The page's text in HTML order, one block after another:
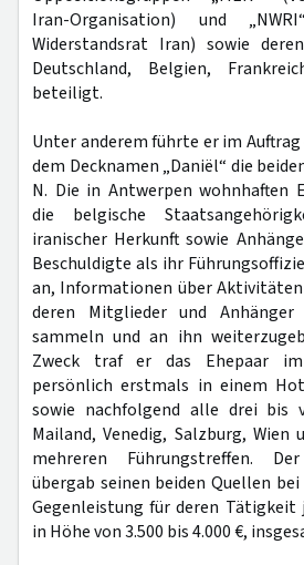
Iran-Organisation) und
Widerstandsrat Iran) sowie
Deutschland, Belgien,
beteiligt.
Unter anderem führte er im Auftrag
dem Decknamen „Daniël“ die
N. Die in Antwerpen wohnhaften
die belgische
iranischer Herkunft sowie
Beschuldigte als ihr
an, Informationen über Aktivitäten
deren Mitglieder und
sammeln und an ihn
Zweck traf er das Ehepaar
persönlich erstmals in einem
sowie nachfolgend alle drei bis
Mailand, Venedig, Salzburg, Wien
mehreren Führungstreffen.
übergab seinen beiden Quellen
Gegenleistung für deren Tätigkeit
in Höhe von 3.500 bis 4.000 €,